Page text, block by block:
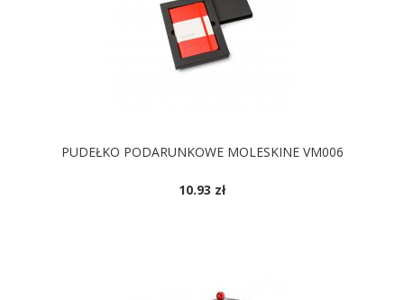
PUDEŁKO PODARUNKOWE MOLESKINE VM006
10.93 zł